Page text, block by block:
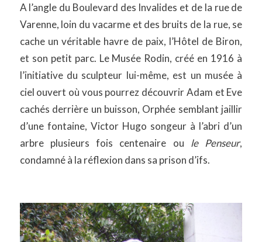
A l’angle du Boulevard des Invalides et de la rue de
Varenne, loin du vacarme et des bruits de la rue, se
cache un véritable havre de paix, l’Hôtel de Biron,
et son petit parc. Le Musée Rodin, créé en 1916 à
l’initiative du sculpteur lui-même, est un musée à
ciel ouvert où vous pourrez découvrir Adam et Eve
cachés derrière un buisson, Orphée semblant jaillir
d’une fontaine, Victor Hugo songeur à l’abri d’un
arbre plusieurs fois centenaire ou le Penseur,
condamné à la réflexion dans sa prison d’ifs.